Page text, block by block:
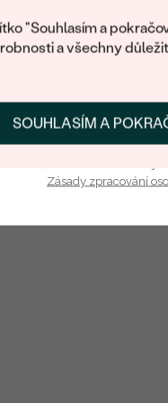
"Souhlasím a
a všechny
SOUHLASÍM A
:
:
drahokamy
PŘIHLÁSIT SE A
Zásady zpracování